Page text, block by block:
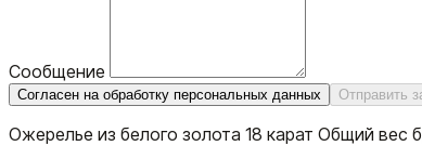
Сообщение
Согласен на обработку персональных данных Отправить
Ожерелье из белого золота 18 карат Общий вес